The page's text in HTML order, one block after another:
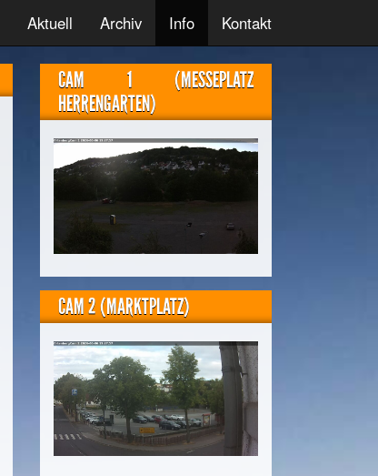
Aktuell Archiv Info Kontakt
CAM 1 (MESSEPLATZ
HERRENGARTEN)
CAM 2 (MARKTPLATZ)